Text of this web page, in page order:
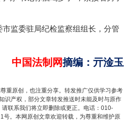
监委驻局纪检监察组组长，分管
中国法制网摘编 ： 亓淦玉
重原创，也注重分享。转发推广仅供学习参考
识产权，部分文章转发推送时未能及时与原作
联系我们将立即删除或更正。电话：010-
。本网原创文章欢迎转载，为尊重和维护原